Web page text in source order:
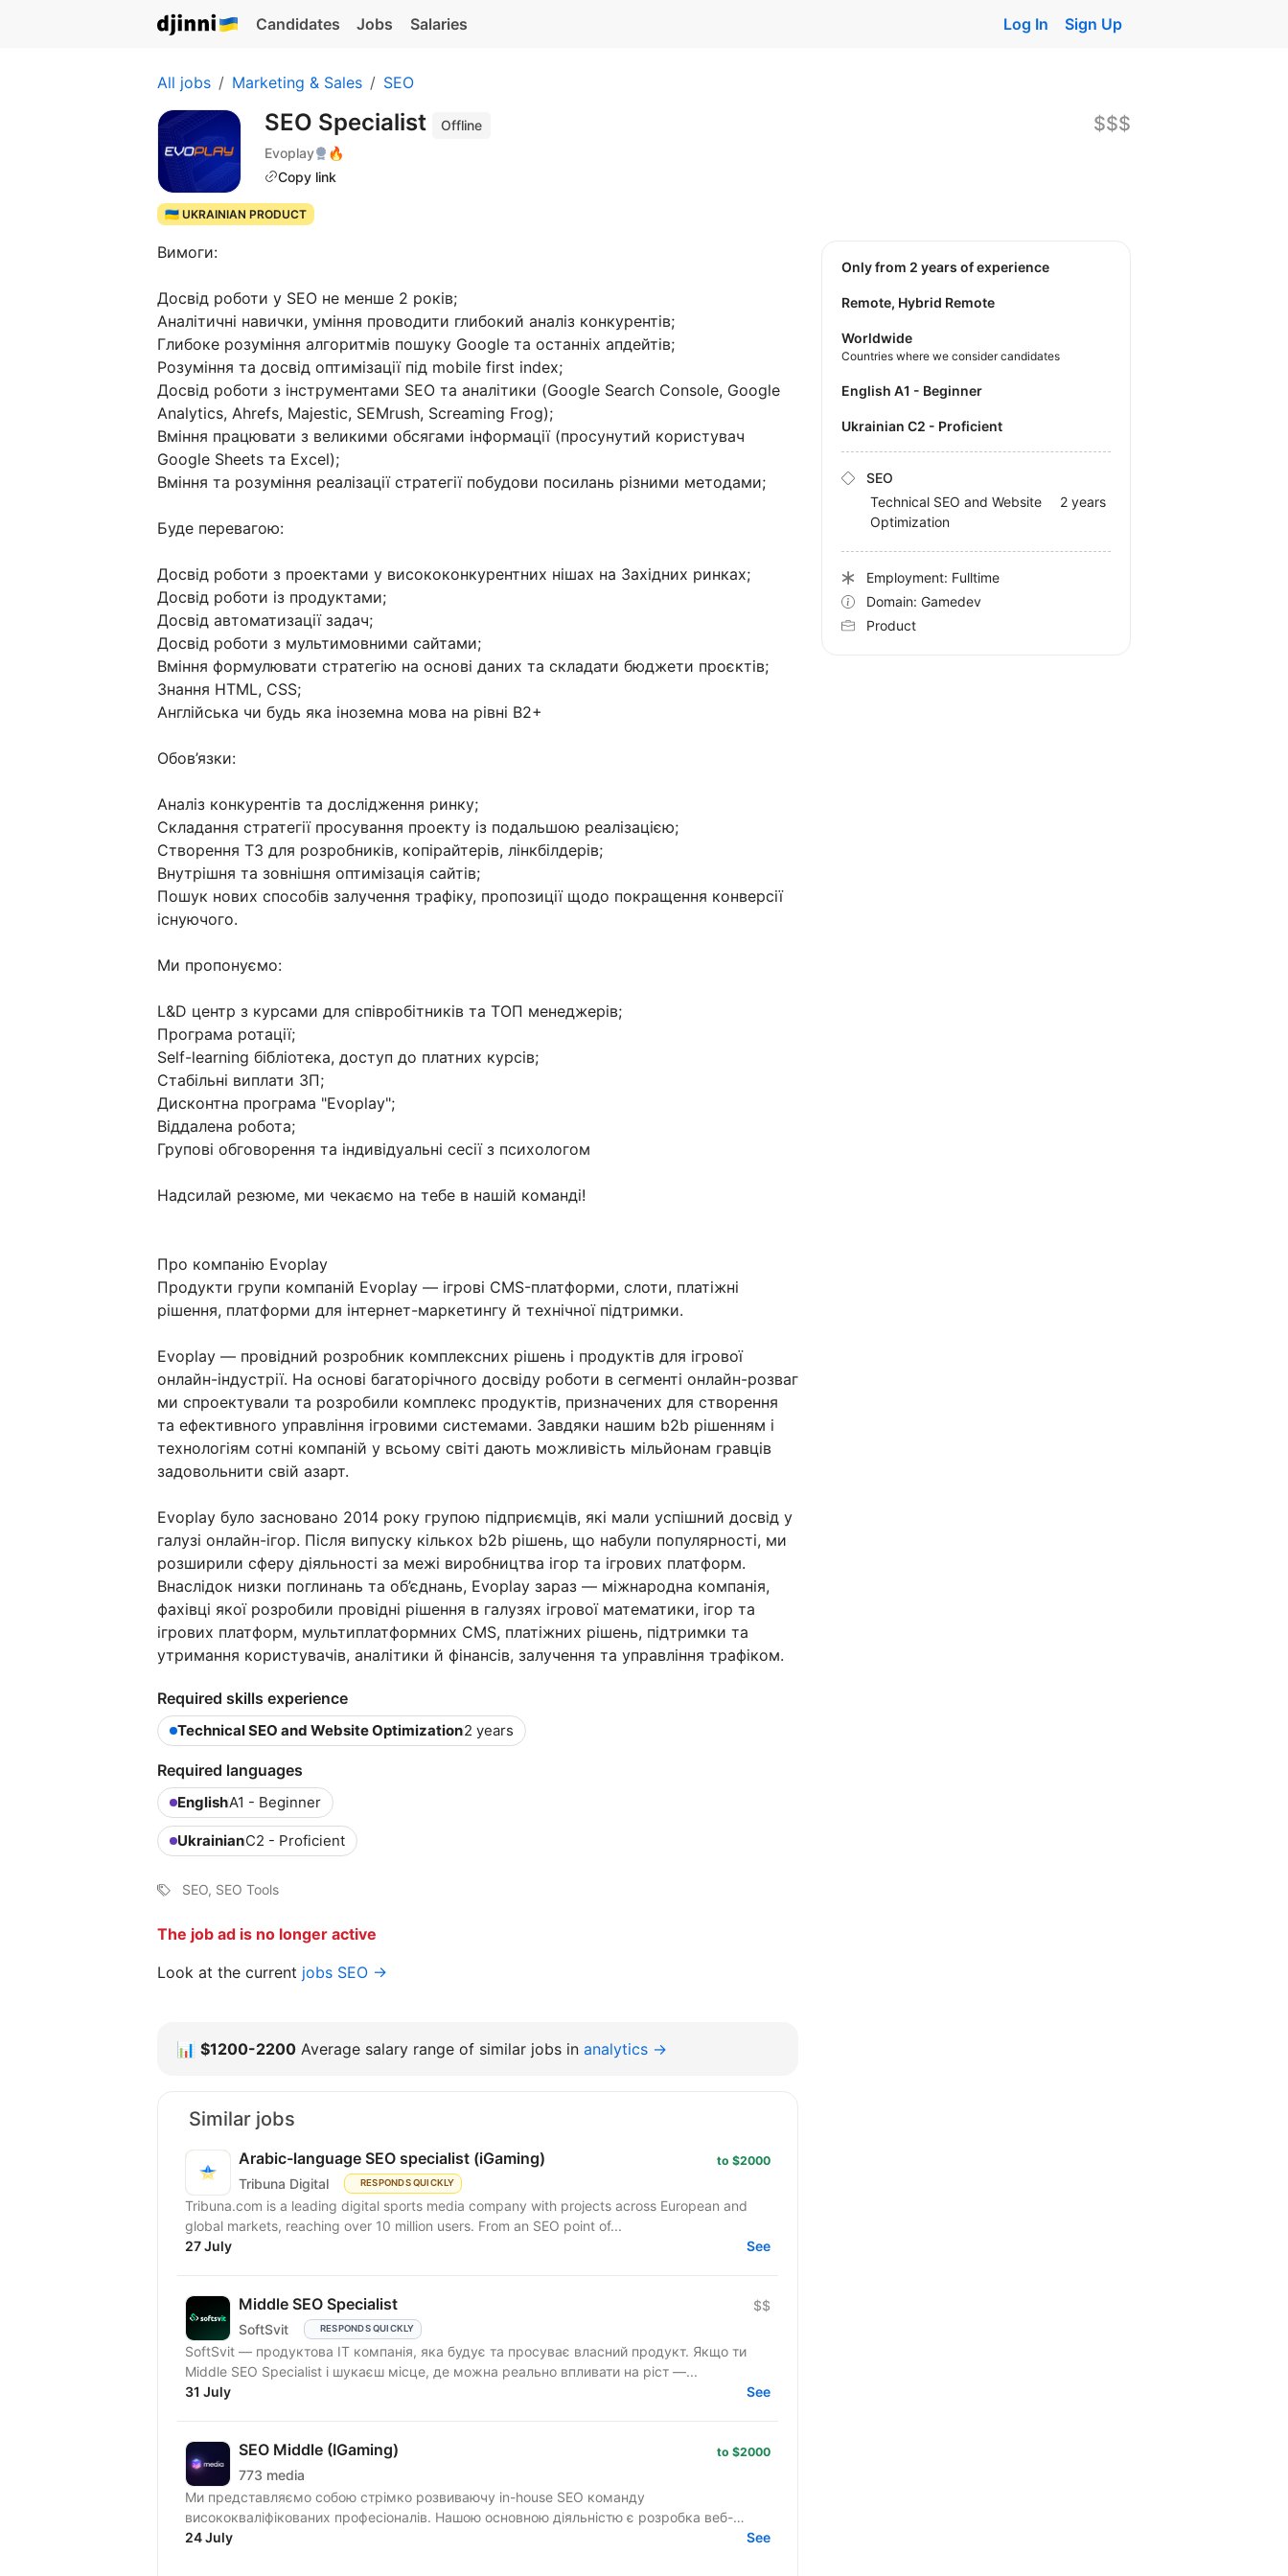
Candidates Jobs Salaries Log In Sign Up
All jobs Marketing & Sales SEO
SEO Specialist
Offline
Evoplay
🔥
Copy link
$$$
🇺🇦 UKRAINIAN PRODUCT
Вимоги:
Досвід роботи у SEO не менше 2 років;
Аналітичні навички, уміння проводити глибокий аналіз конкурентів;
Глибоке розуміння алгоритмів пошуку Google та останніх апдейтів;
Розуміння та досвід оптимізації під mobile first index;
Досвід роботи з інструментами SEO та аналітики (Google Search Console, Google
Analytics, Ahrefs, Majestic, SEMrush, Screaming Frog);
Вміння працювати з великими обсягами інформації (просунутий користувач
Google Sheets та Excel);
Вміння та розуміння реалізації стратегії побудови посилань різними методами;
Буде перевагою:
Досвід роботи з проектами у висококонкурентних нішах на Західних ринках;
Досвід роботи із продуктами;
Досвід автоматизації задач;
Досвід роботи з мультимовними сайтами;
Вміння формулювати стратегію на основі даних та складати бюджети проєктів;
Знання HTML, CSS;
Англійська чи будь яка іноземна мова на рівні B2+
Обов’язки:
Аналіз конкурентів та дослідження ринку;
Складання стратегії просування проекту із подальшою реалізацією;
Створення ТЗ для розробників, копірайтерів, лінкбілдерів;
Внутрішня та зовнішня оптимізація сайтів;
Пошук нових способів залучення трафіку, пропозиції щодо покращення конверсії
існуючого.
Ми пропонуємо:
L&D центр з курсами для співробітників та ТОП менеджерів;
Програма ротації;
Self-learning бібліотека, доступ до платних курсів;
Стабільні виплати ЗП;
Дисконтна програма "Evoplay";
Віддалена робота;
Групові обговорення та індивідуальні сесії з психологом
Надсилай резюме, ми чекаємо на тебе в нашій команді!
Про компанію Evoplay
Продукти групи компаній Evoplay — ігрові CMS-платформи, слоти, платіжні
рішення, платформи для інтернет-маркетингу й технічної підтримки.
Evoplay — провідний розробник комплексних рішень і продуктів для ігрової
онлайн-індустрії. На основі багаторічного досвіду роботи в сегменті онлайн-розваг
ми спроектували та розробили комплекс продуктів, призначених для створення
та ефективного управління ігровими системами. Завдяки нашим b2b рішенням і
технологіям сотні компаній у всьому світі дають можливість мільйонам гравців
задовольнити свій азарт.
Evoplay було засновано 2014 року групою підприємців, які мали успішний досвід у
галузі онлайн-ігор. Після випуску кількох b2b рішень, що набули популярності, ми
розширили сферу діяльності за межі виробництва ігор та ігрових платформ.
Внаслідок низки поглинань та об’єднань, Evoplay зараз — міжнародна компанія,
фахівці якої розробили провідні рішення в галузях ігрової математики, ігор та
ігрових платформ, мультиплатформних CMS, платіжних рішень, підтримки та
утримання користувачів, аналітики й фінансів, залучення та управління трафіком.
Required skills experience
Technical SEO and Website Optimization2 years
Required languages
EnglishA1 - Beginner
UkrainianC2 - Proficient
SEO, SEO Tools
The job ad is no longer active
Look at the current jobs SEO →
Only from 2 years of experience
Remote, Hybrid Remote
Worldwide
Countries where we consider candidates
English A1 - Beginner
Ukrainian C2 - Proficient
SEO
Technical SEO and Website
Optimization
2 years
Employment: Fulltime
Domain: Gamedev
Product
📊 $1200-2200 Average salary range of similar jobs in analytics →
Similar jobs
Arabic-language SEO specialist (iGaming)
Tribuna Digital RESPONDS QUICKLY
to $2000
Tribuna.com is a leading digital sports media company with projects across European and
global markets, reaching over 10 million users. From an SEO point of...
27 July
See
Middle SEO Specialist
SoftSvit RESPONDS QUICKLY
$$
SoftSvit — продуктова IT компанія, яка будує та просуває власний продукт. Якщо ти
Middle SEO Specialist і шукаєш місце, де можна реально впливати на ріст —...
31 July
See
SEO Middle (IGaming)
773 media
to $2000
Ми представляємо собою стрімко розвиваючу in-house SEO команду
висококваліфікованих професіоналів. Нашою основною діяльністю є розробка веб-
проектів,...
24 July See